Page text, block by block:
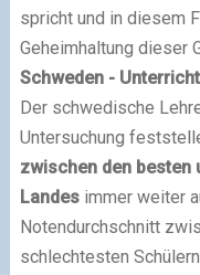
spricht und in diesem
Geheimhaltung dieser
Schweden - Unterricht
Der schwedische
Untersuchung
zwischen den besten
Landesimmer weiter
Notendurchschnitt
schlechtesten